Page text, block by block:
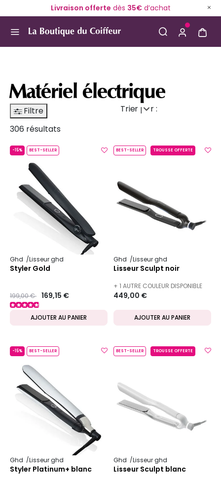
Livraison offerte dès 35€d’achat
Matériel électrique
Trier par :
Filtre
306 résultats
-15% BEST-SELLER
Ghd Lisseur ghd
Styler Gold
Prix ​​réduit de
199,00 €to169,15 €
AJOUTER AU PANIER
BEST-SELLER TROUSSE OFFERTE
Ghd Lisseur ghd
Lisseur Sculpt noir
+ 1 AUTRE COULEUR DISPONIBLE
449,00 €
AJOUTER AU PANIER
-15% BEST-SELLER
Ghd Lisseur ghd
Styler Platinum+ blanc
BEST-SELLER TROUSSE OFFERTE
Ghd Lisseur ghd
Lisseur Sculpt blanc